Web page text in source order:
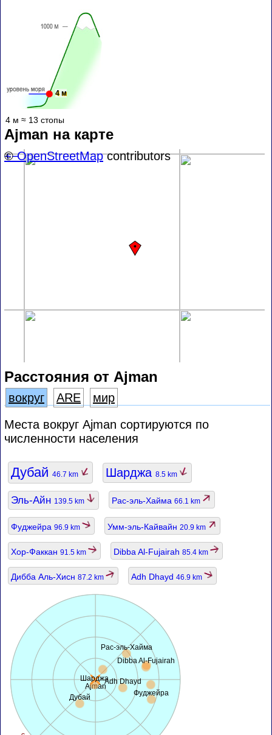
4 м
4 м ≈ 13 стопы
Ajman на карте
+−
©OpenStreetMapcontributors
Расстояния от Ajman
вокруг ARE
мир
Места вокруг Ajman сортируются по
численности населения
Дубай 46.7 km Шарджа 8.5 km
Эль-Айн 139.5 km Рас-эль-Хайма 66.1 km
Фуджейра 96.9 km Умм-эль-Кайвайн 20.9 km
Хор-Факкан 91.5 km Dibba Al-Fujairah 85.4 km
Дибба Аль-Хисн 87.2 km Adh Dhayd 46.9 km
Ajman
Дубай
Шарджа
Рас-эль-Хайма
Фуджейра
Dibba Al-Fujairah
Adh Dhayd